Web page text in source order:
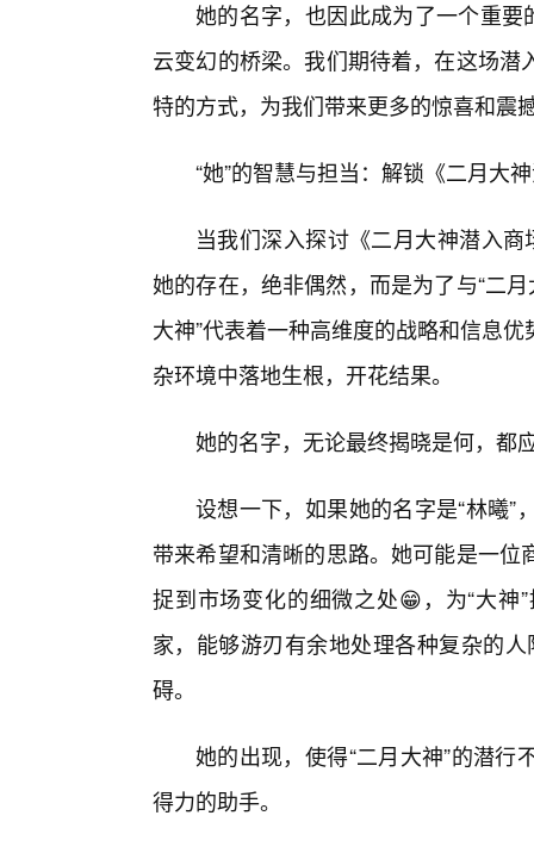
她的名字，也因此成为了一个重要
云变幻的桥梁。我们期待着，在这场
特的方式，为我们带来更多的惊喜和震
“她”的智慧与担当：解锁《二月大
当我们深入探讨《二月大神潜入
她的存在，绝非偶然，而是为了与“二
大神”代表着一种高维度的战略和信息
杂环境中落地生根，开花结果。
她的名字，无论最终揭晓是何，都
设想一下，如果她的名字是“林曦
带来希望和清晰的思路。她可能是一
捉到市场变化的细微之处😁，为“大
家，能够游刃有余地处理各种复杂的
碍。
她的出现，使得“二月大神”的潜
得力的助手。